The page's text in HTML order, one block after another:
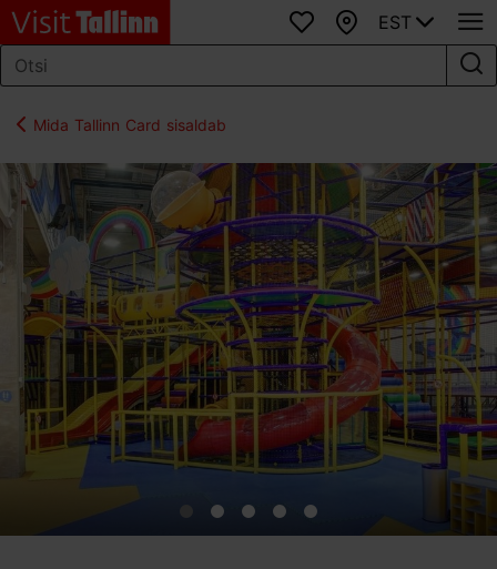
Lemmikud
Kaart
EST
Mida Tallinn Card sisaldab